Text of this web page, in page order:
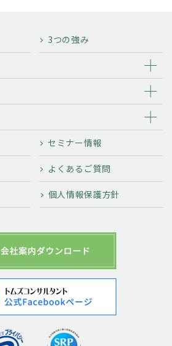
3つの強み
セミナー情報
よくあるご質問
個人情報保護方針